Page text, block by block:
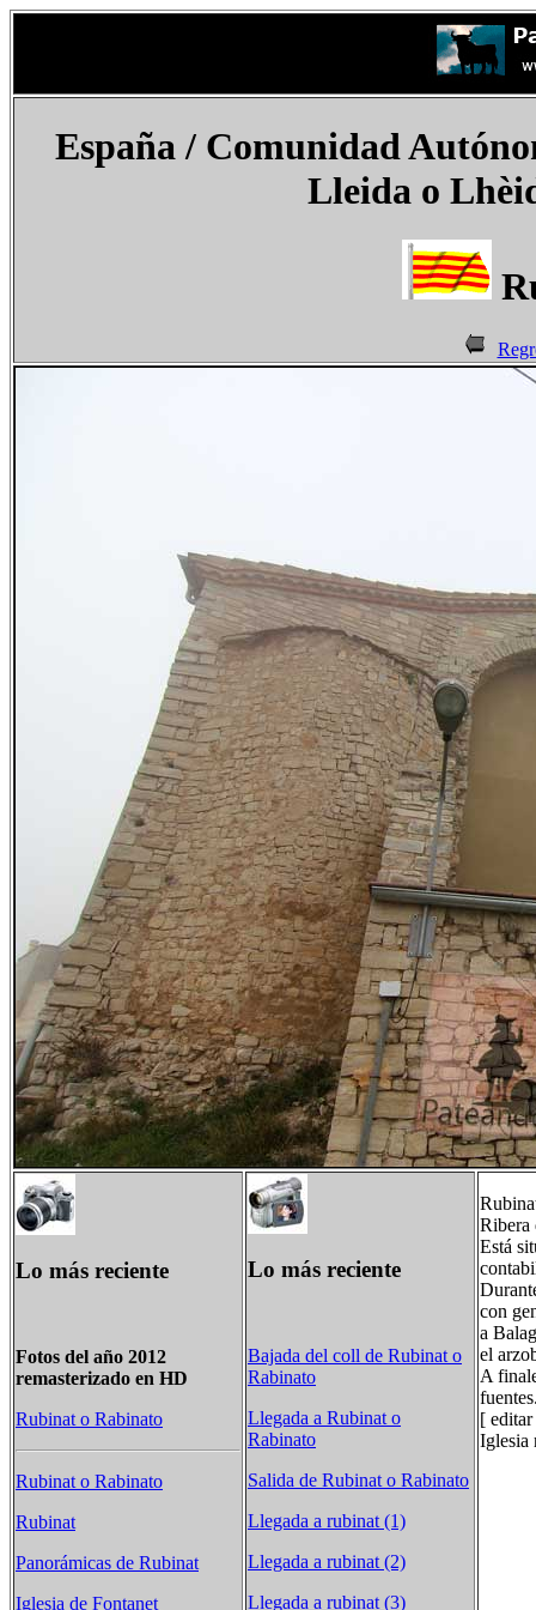
España/ Comunidad
Lleida o
Lo más reciente
Fotos del año 2012
remasterizado en HD
Rubinat o Rabinato
Rubinat o Rabinato
Rubinat
Panorámicas de Rubinat
Iglesia de Fontanet
Lo más reciente
Bajada del coll de Rubinat o
Rabinato
Llegada a Rubinat o
Rabinato
Salida de Rubinat o Rabinato
Llegada a rubinat (1)
Llegada a rubinat (2)
Llegada a rubinat (3)
Ribera
Está
con
a
el
A
[
Iglesia